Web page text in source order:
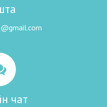
чат